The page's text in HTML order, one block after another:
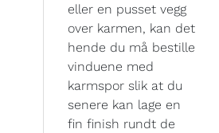
eller en pusset vegg
over karmen, kan det
hende du må bestille
vinduene med
karmspor slik at du
senere kan lage en
fin finish rundt de